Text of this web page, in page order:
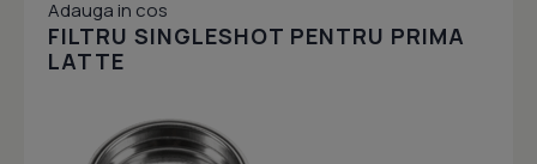
Adauga in cos
FILTRU SINGLESHOT PENTRU PRIMA
LATTE